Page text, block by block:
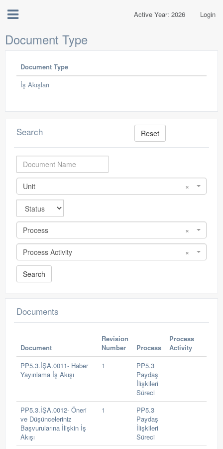
Login
Active Year: 2026
Document Type
Document Type
İş Akışları
Search Reset
×
Unit
×
Process
×
Process Activity
Documents
Document
Revision
Number
Process
Process
Activity
PP5.3.İŞA.0011- Haber
Yayınlama İş Akışı
1
PP5.3
Paydaş
İlişkileri
Süreci
PP5.3.İŞA.0012- Öneri
ve Düşünceleriniz
Başvurularına İlişkin İş
Akışı
1
PP5.3
Paydaş
İlişkileri
Süreci